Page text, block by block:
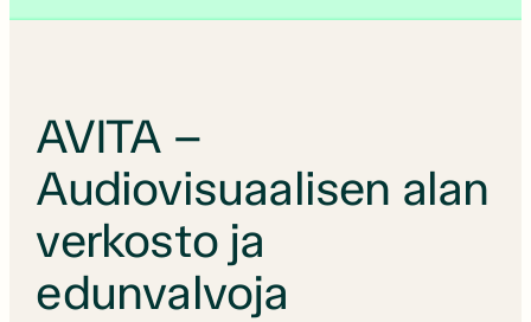
AVITA –
Audiovisuaalisen alan
verkosto ja
edunvalvoja